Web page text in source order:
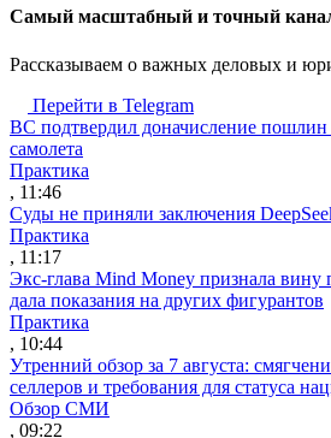
Cамый масштабный и точный
Рассказываем о важных деловых и
Перейти в Telegram
ВС подтвердил доначисление
самолета
Практика
, 11:46
Суды не приняли заключения
Практика
, 11:17
Экс-глава Mind Money признала
дала показания на других фигурантов
Практика
, 10:44
Утренний обзор за 7 августа:
селлеров и требования для статуса
Обзор СМИ
, 09:22